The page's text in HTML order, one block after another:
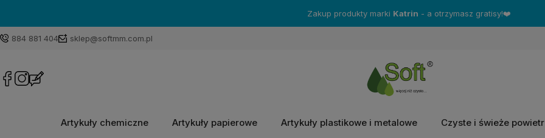
Zakup produkty marki Katrin - a otrzymasz gratisy!❤️
884 881 404 sklep@softmm.com.pl
Artykuły chemiczne Artykuły papierowe Artykuły plastikowe i metalowe Czyste i świeże